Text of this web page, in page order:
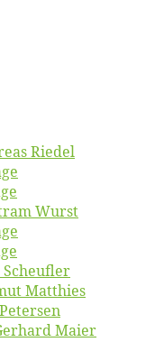
Riedel
Wurst
Matthies
Maier